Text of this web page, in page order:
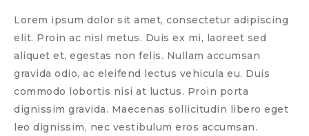
Lorem ipsum dolor sit amet, consectetur adipiscing
elit. Proin ac nisl metus. Duis ex mi, laoreet sed
aliquet et, egestas non felis. Nullam accumsan
gravida odio, ac eleifend lectus vehicula eu. Duis
commodo lobortis nisi at luctus. Proin porta
dignissim gravida. Maecenas sollicitudin libero eget
leo dignissim, nec vestibulum eros accumsan.